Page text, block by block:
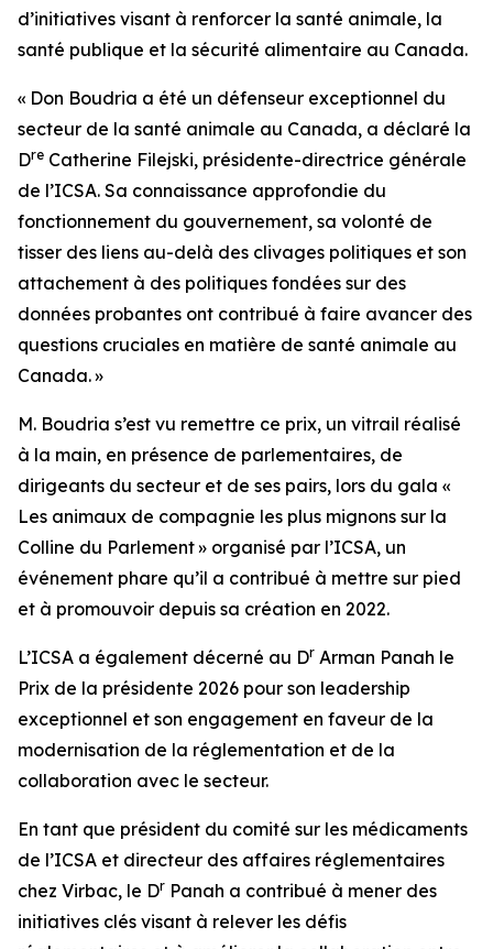
d’initiatives visant à renforcer la santé animale, la
santé publique et la sécurité alimentaire au Canada.
« Don Boudria a été un défenseur exceptionnel du
secteur de la santé animale au Canada, a déclaré la
Dre Catherine Filejski, présidente-directrice générale
de l’ICSA. Sa connaissance approfondie du
fonctionnement du gouvernement, sa volonté de
tisser des liens au-delà des clivages politiques et son
attachement à des politiques fondées sur des
données probantes ont contribué à faire avancer des
questions cruciales en matière de santé animale au
Canada. »
M. Boudria s’est vu remettre ce prix, un vitrail réalisé
à la main, en présence de parlementaires, de
dirigeants du secteur et de ses pairs, lors du gala «
Les animaux de compagnie les plus mignons sur la
Colline du Parlement » organisé par l’ICSA, un
événement phare qu’il a contribué à mettre sur pied
et à promouvoir depuis sa création en 2022.
L’ICSA a également décerné au Dr Arman Panah le
Prix de la présidente 2026 pour son leadership
exceptionnel et son engagement en faveur de la
modernisation de la réglementation et de la
collaboration avec le secteur.
En tant que président du comité sur les médicaments
de l’ICSA et directeur des affaires réglementaires
chez Virbac, le Dr Panah a contribué à mener des
initiatives clés visant à relever les défis